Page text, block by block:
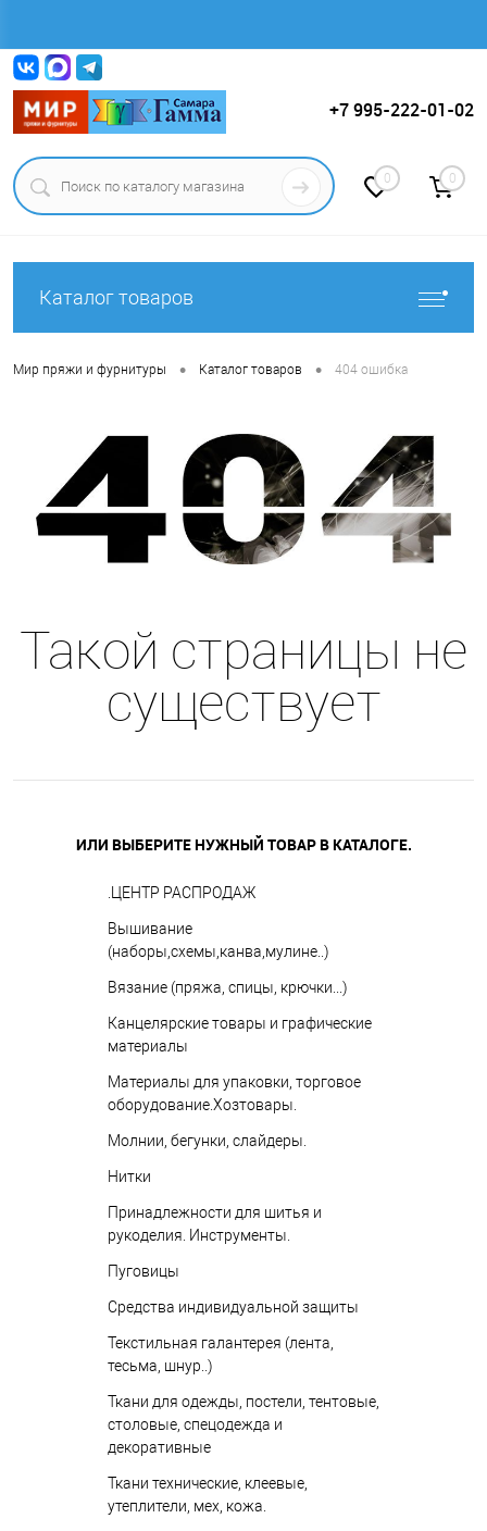
+7 995-222-01-02
0 0
Каталог товаров
Мир пряжи и фурнитуры • Каталог товаров • 404 ошибка
Такой страницы не
существует
ИЛИ ВЫБЕРИТЕ НУЖНЫЙ ТОВАР В КАТАЛОГЕ.
.ЦЕНТР РАСПРОДАЖ
Вышивание
(наборы,схемы,канва,мулине..)
Вязание (пряжа, спицы, крючки...)
Канцелярские товары и графические
материалы
Материалы для упаковки, торговое
оборудование.Хозтовары.
Молнии, бегунки, слайдеры.
Нитки
Принадлежности для шитья и
рукоделия. Инструменты.
Пуговицы
Средства индивидуальной защиты
Текстильная галантерея (лента,
тесьма, шнур..)
Ткани для одежды, постели, тентовые,
столовые, спецодежда и
декоративные
Ткани технические, клеевые,
утеплители, мех, кожа.